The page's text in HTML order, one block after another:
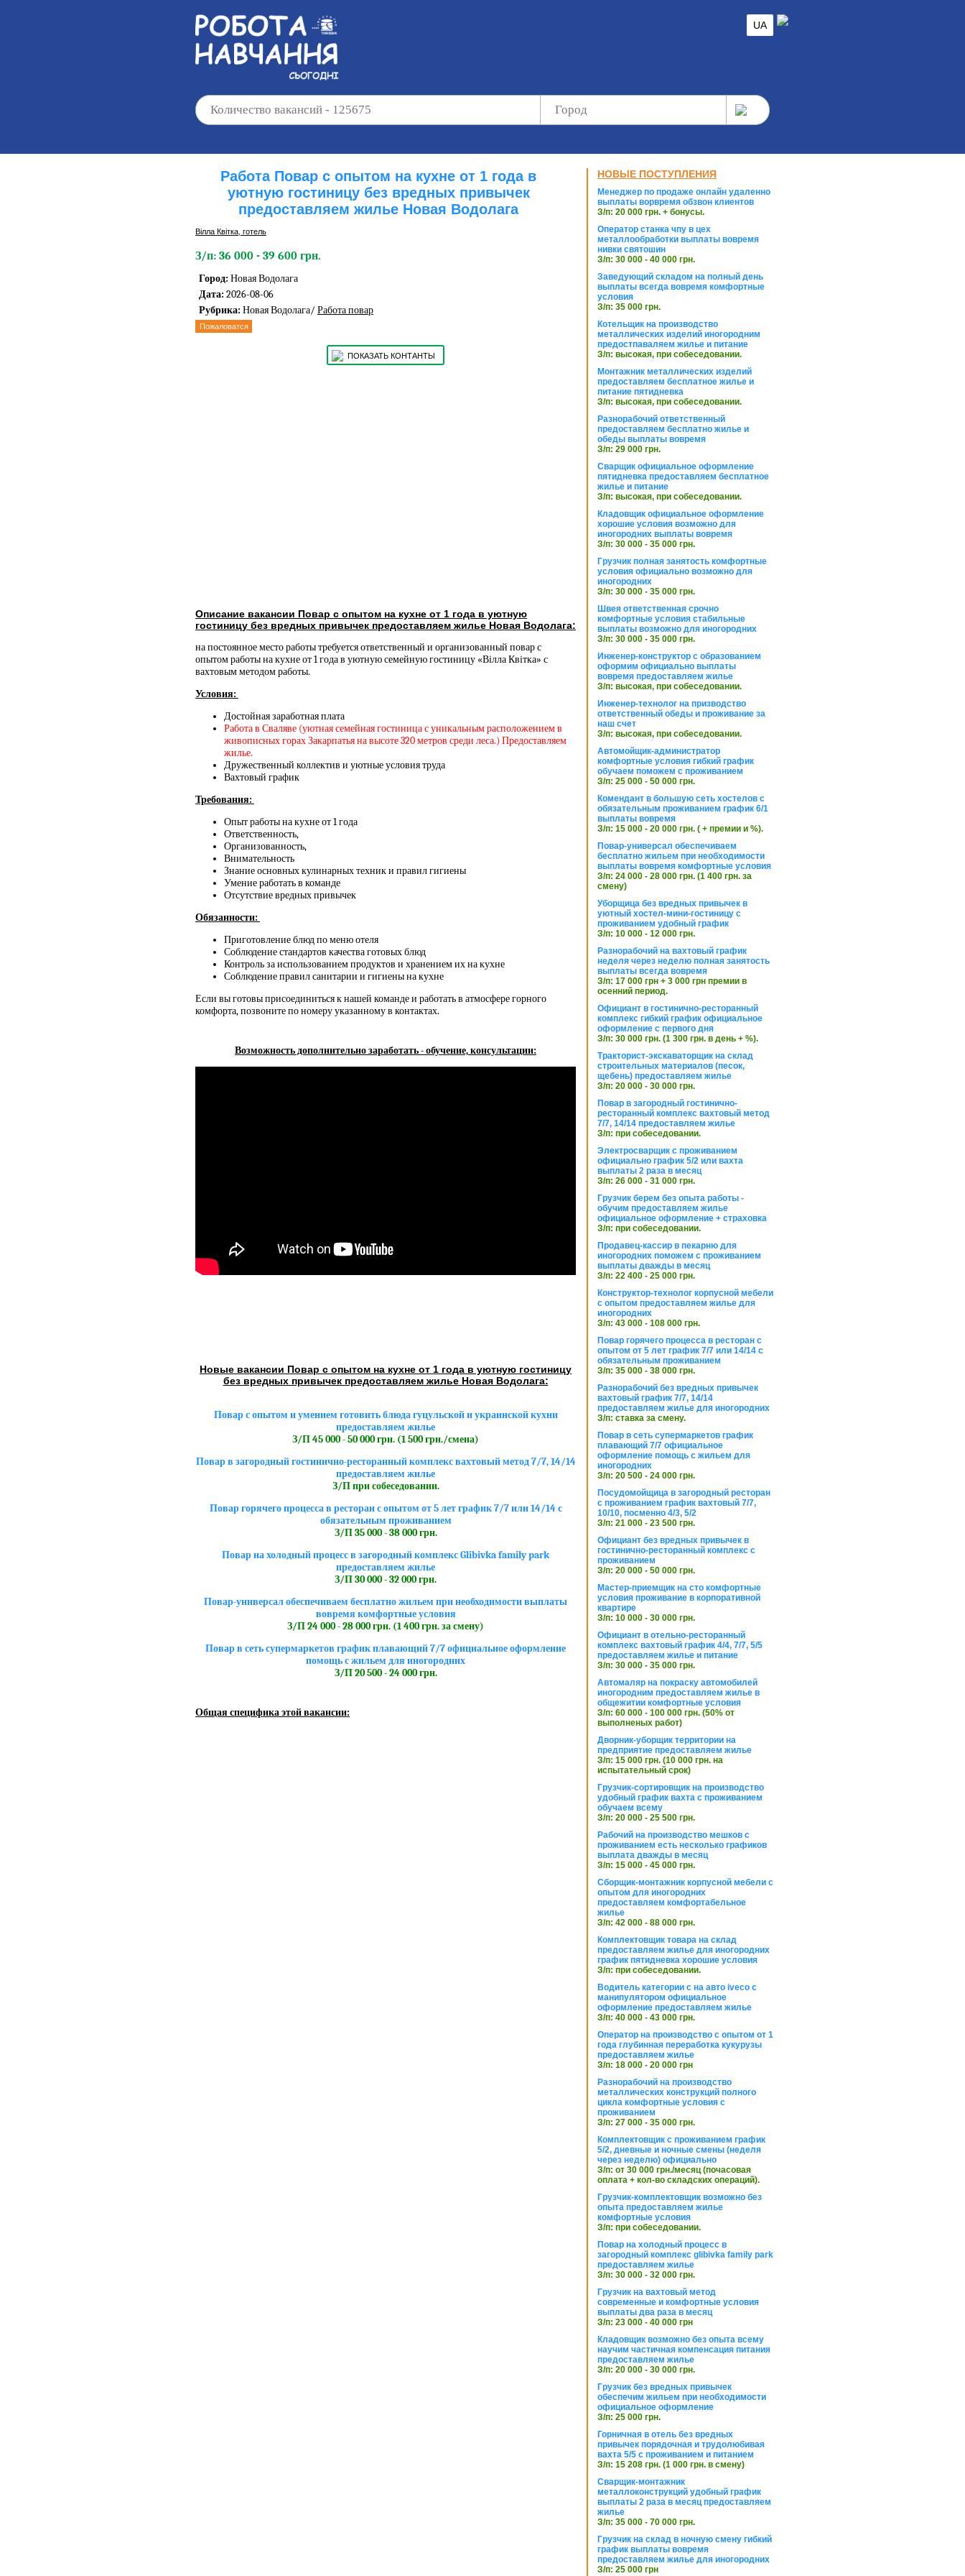
UA
Работа Повар с опытом на кухне от 1 года в
уютную гостиницу без вредных привычек
предоставляем жилье Новая Водолага
Вілла Квітка, готель
З/п: 36 000 - 39 600 грн.
Город: Новая Водолага
Дата: 2026-08-06
Рубрика: Новая Водолага/ Работа повар
Пожаловатся
ПОКАЗАТЬ КОНТАНТЫ
Описание вакансии Повар с опытом на кухне от 1 года в уютную
гостиницу без вредных привычек предоставляем жилье Новая Водолага:
на постоянное место работы требуется ответственный и организованный повар с
опытом работы на кухне от 1 года в уютную семейную гостиницу «Вілла Квітка» с
вахтовым методом работы.
Условия:
Достойная заработная плата
Работа в Сваляве (уютная семейная гостиница с уникальным расположением в
живописных горах Закарпатья на высоте 320 метров среди леса.) Предоставляем
жилье.
Дружественный коллектив и уютные условия труда
Вахтовый график
Требования:
Опыт работы на кухне от 1 года
Ответственность,
Организованность,
Внимательность
Знание основных кулинарных техник и правил гигиены
Умение работать в команде
Отсутствие вредных привычек
Обязанности:
Приготовление блюд по меню отеля
Соблюдение стандартов качества готовых блюд
Контроль за использованием продуктов и хранением их на кухне
Соблюдение правил санитарии и гигиены на кухне
Если вы готовы присоединиться к нашей команде и работать в атмосфере горного
комфорта, позвоните по номеру указанному в контактах.
Возможность дополнительно заработать - обучение, консультации:
Новые вакансии Повар с опытом на кухне от 1 года в уютную гостиницу
без вредных привычек предоставляем жилье Новая Водолага:
Повар с опытом и умением готовить блюда гуцульской и украинской кухни
предоставляем жилье
З/П 45 000 - 50 000 грн. (1 500 грн./смена)
Повар в загородный гостинично-ресторанный комплекс вахтовый метод 7/7, 14/14
предоставляем жилье
З/П при собеседовании.
Повар горячего процесса в ресторан с опытом от 5 лет график 7/7 или 14/14 с
обязательным проживанием
З/П 35 000 - 38 000 грн.
Повар на холодный процесс в загородный комплекс Glibivka family park
предоставляем жилье
З/П 30 000 - 32 000 грн.
Повар-универсал обеспечиваем бесплатно жильем при необходимости выплаты
вовремя комфортные условия
З/П 24 000 - 28 000 грн. (1 400 грн. за смену)
Повар в сеть супермаркетов график плавающий 7/7 официальное оформление
помощь с жильем для иногородних
З/П 20 500 - 24 000 грн.
Общая специфика этой вакансии:
НОВЫЕ ПОСТУПЛЕНИЯ
Менеджер по продаже онлайн удаленно
выплаты ворвремя обзвон клиентов
З/п: 20 000 грн. + бонусы.
Оператор станка чпу в цех
металлообработки выплаты вовремя
нивки святошин
З/п: 30 000 - 40 000 грн.
Заведующий складом на полный день
выплаты всегда вовремя комфортные
условия
З/п: 35 000 грн.
Котельщик на производство
металлических изделий иногородним
предостпаваляем жилье и питание
З/п: высокая, при собеседовании.
Монтажник металлических изделий
предоставляем бесплатное жилье и
питание пятидневка
З/п: высокая, при собеседовании.
Разнорабочий ответственный
предоставляем бесплатно жилье и
обеды выплаты вовремя
З/п: 29 000 грн.
Сварщик официальное оформление
пятидневка предоставляем бесплатное
жилье и питание
З/п: высокая, при собеседовании.
Кладовщик официальное оформление
хорошие условия возможно для
иногородних выплаты вовремя
З/п: 30 000 - 35 000 грн.
Грузчик полная занятость комфортные
условия официально возможно для
иногородних
З/п: 30 000 - 35 000 грн.
Швея ответственная срочно
комфортные условия стабильные
выплаты возможно для иногородних
З/п: 30 000 - 35 000 грн.
Инженер-конструктор с образованием
оформим официально выплаты
вовремя предоставляем жилье
З/п: высокая, при собеседовании.
Инженер-технолог на призводство
ответственный обеды и проживание за
наш счет
З/п: высокая, при собеседовании.
Автомойщик-администратор
комфортные условия гибкий график
обучаем поможем с проживанием
З/п: 25 000 - 50 000 грн.
Комендант в большую сеть хостелов с
обязательным проживанием график 6/1
выплаты вовремя
З/п: 15 000 - 20 000 грн. ( + премии и %).
Повар-универсал обеспечиваем
бесплатно жильем при необходимости
выплаты вовремя комфортные условия
З/п: 24 000 - 28 000 грн. (1 400 грн. за
смену)
Уборщица без вредных привычек в
уютный хостел-мини-гостиницу с
проживанием удобный график
З/п: 10 000 - 12 000 грн.
Разнорабочий на вахтовый график
неделя через неделю полная занятость
выплаты всегда вовремя
З/п: 17 000 грн + 3 000 грн премии в
осенний период.
Официант в гостинично-ресторанный
комплекс гибкий график официальное
оформление с первого дня
З/п: 30 000 грн. (1 300 грн. в день + %).
Тракторист-экскаваторщик на склад
строительных материалов (песок,
щебень) предоставляем жилье
З/п: 20 000 - 30 000 грн.
Повар в загородный гостинично-
ресторанный комплекс вахтовый метод
7/7, 14/14 предоставляем жилье
З/п: при собеседовании.
Электросварщик с проживанием
официально график 5/2 или вахта
выплаты 2 раза в месяц
З/п: 26 000 - 31 000 грн.
Грузчик берем без опыта работы -
обучим предоставляем жилье
официальное оформление + страховка
З/п: при собеседовании.
Продавец-кассир в пекарню для
иногородних поможем с проживанием
выплаты дважды в месяц
З/п: 22 400 - 25 000 грн.
Конструктор-технолог корпусной мебели
с опытом предоставляем жилье для
иногородних
З/п: 43 000 - 108 000 грн.
Повар горячего процесса в ресторан с
опытом от 5 лет график 7/7 или 14/14 с
обязательным проживанием
З/п: 35 000 - 38 000 грн.
Разнорабочий без вредных привычек
вахтовый график 7/7, 14/14
предоставляем жилье для иногородних
З/п: ставка за смену.
Повар в сеть супермаркетов график
плавающий 7/7 официальное
оформление помощь с жильем для
иногородних
З/п: 20 500 - 24 000 грн.
Посудомойщица в загородный ресторан
с проживанием график вахтовый 7/7,
10/10, посменно 4/3, 5/2
З/п: 21 000 - 23 500 грн.
Официант без вредных привычек в
гостинично-ресторанный комплекс с
проживанием
З/п: 20 000 - 50 000 грн.
Мастер-приемщик на сто комфортные
условия проживание в корпоративной
квартире
З/п: 10 000 - 30 000 грн.
Официант в отельно-ресторанный
комплекс вахтовый график 4/4, 7/7, 5/5
предоставляем жилье и питание
З/п: 30 000 - 35 000 грн.
Автомаляр на покраску автомобилей
иногородним предоставляем жилье в
общежитии комфортные условия
З/п: 60 000 - 100 000 грн. (50% от
выполненых работ)
Дворник-уборщик территории на
предприятие предоставляем жилье
З/п: 15 000 грн. (10 000 грн. на
испытательный срок)
Грузчик-сортировщик на производство
удобный график вахта с проживанием
обучаем всему
З/п: 20 000 - 25 500 грн.
Рабочий на производство мешков с
проживанием есть несколько графиков
выплата дважды в месяц
З/п: 15 000 - 45 000 грн.
Сборщик-монтажник корпусной мебели с
опытом для иногородних
предоставляем комфортабельное
жилье
З/п: 42 000 - 88 000 грн.
Комплектовщик товара на склад
предоставляем жилье для иногородних
график пятидневка хорошие условия
З/п: при собеседовании.
Водитель категории с на авто iveco с
манипулятором официальное
оформление предоставляем жилье
З/п: 40 000 - 43 000 грн.
Оператор на производство с опытом от 1
года глубинная переработка кукурузы
предоставляем жилье
З/п: 18 000 - 20 000 грн
Разнорабочий на производство
металлических конструкций полного
цикла комфортные условия с
проживанием
З/п: 27 000 - 35 000 грн.
Комплектовщик с проживанием график
5/2, дневные и ночные смены (неделя
через неделю) официально
З/п: от 30 000 грн./месяц (почасовая
оплата + кол-во складских операций).
Грузчик-комплектовщик возможно без
опыта предоставляем жилье
комфортные условия
З/п: при собеседовании.
Повар на холодный процесс в
загородный комплекс glibivka family park
предоставляем жилье
З/п: 30 000 - 32 000 грн.
Грузчик на вахтовый метод
современные и комфортные условия
выплаты два раза в месяц
З/п: 23 000 - 40 000 грн
Кладовщик возможно без опыта всему
научим частичная компенсация питания
предоставляем жилье
З/п: 20 000 - 30 000 грн.
Грузчик без вредных привычек
обеспечим жильем при необходимости
официальное оформление
З/п: 25 000 грн.
Горничная в отель без вредных
привычек порядочная и трудолюбивая
вахта 5/5 с проживанием и питанием
З/п: 15 208 грн. (1 000 грн. в смену)
Сварщик-монтажник
металлоконструкций удобный график
выплаты 2 раза в месяц предоставляем
жилье
З/п: 35 000 - 70 000 грн.
Грузчик на склад в ночную смену гибкий
график выплаты вовремя
предоставляем жилье для иногородних
З/п: 25 000 грн